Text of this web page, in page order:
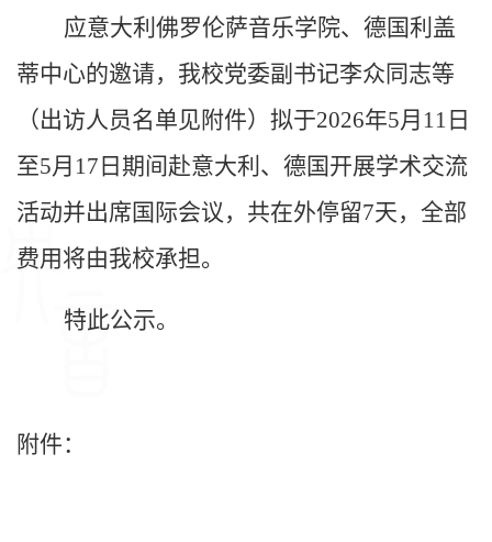
应意大利佛罗伦萨音乐学院、德国利盖
蒂中心的邀请，我校党委副书记李众同志等
（出访人员名单见附件）拟于2026年5月11日
至5月17日期间赴意大利、德国开展学术交流
活动并出席国际会议，共在外停留7天，全部
费用将由我校承担。
特此公示。
附件：